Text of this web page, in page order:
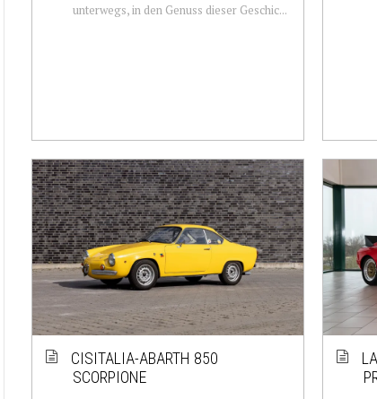
unterwegs, in den Genuss dieser Geschic...
CISITALIA-ABARTH 850
SCORPIONE